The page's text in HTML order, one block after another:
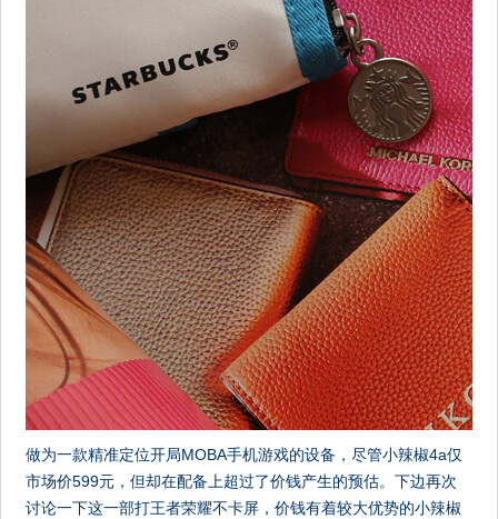
做为一款精准定位开局MOBA手机游戏的设备，尽管小辣椒4a仅
市场价599元，但却在配备上超过了价钱产生的预估。下边再次
讨论一下这一部打王者荣耀不卡屏，价钱有着较大优势的小辣椒